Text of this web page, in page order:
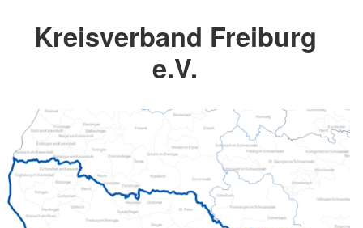
Kreisverband Freiburg
e.V.